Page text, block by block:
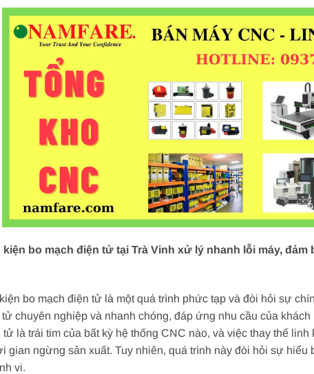
kiện bo mạch điện tử tại Trà Vinh xử lý nhanh lỗi máy,
bo mạch điện tử là một quá trình phức tạp và đòi hỏi sự
chuyên nghiệp và nhanh chóng, đáp ứng nhu cầu của
tử là trái tim của bất kỳ hệ thống CNC nào, và việc thay thế
gian ngừng sản xuất. Tuy nhiên, quá trình này đòi hỏi sự
vi.